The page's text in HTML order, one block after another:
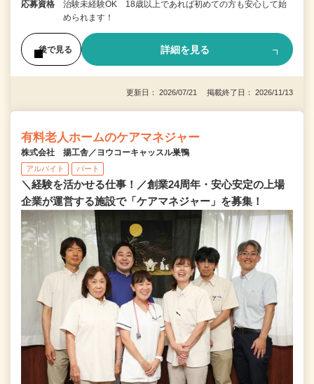
応募資格
治験未経験OK 18歳以上であれば初めての方も安心して始
められます！
後で見る 詳細を見る
更新日： 2026/07/21 掲載終了日： 2026/11/13
有料老人ホームのケアマネジャー
株式会社 揚工舎／ヨウコーキャッスル巣鴨
アルバイト パート
＼経験を活かせる仕事！／創業24周年・安心安定の上場
企業が運営する施設で「ケアマネジャー」を募集！